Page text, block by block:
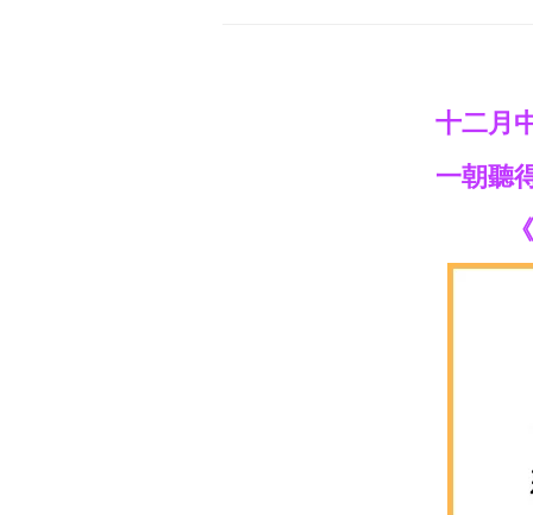
十二月
一朝聽